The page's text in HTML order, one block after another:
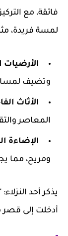
فائقة، مع
لمسة فريدة،
الأرضيات
وتضيف
الأثاث
المعاصر
الإضاءة
ومريح، مما
يذكر أحد
أدخلت إلى